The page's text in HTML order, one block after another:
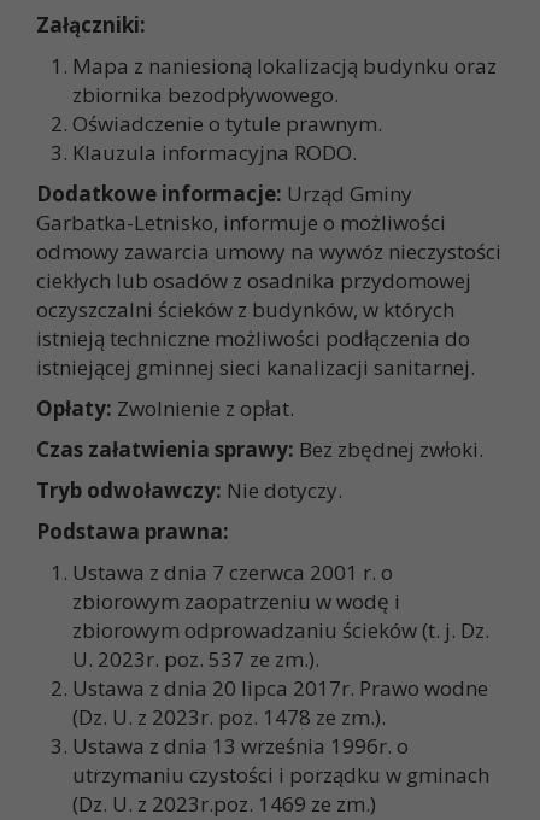
Załączniki:
Mapa z naniesioną lokalizacją budynku oraz
zbiornika bezodpływowego.
Oświadczenie o tytule prawnym.
Klauzula informacyjna RODO.
Dodatkowe informacje: Urząd Gminy
Garbatka-Letnisko, informuje o możliwości
odmowy zawarcia umowy na wywóz nieczystości
ciekłych lub osadów z osadnika przydomowej
oczyszczalni ścieków z budynków, w których
istnieją techniczne możliwości podłączenia do
istniejącej gminnej sieci kanalizacji sanitarnej.
Opłaty: Zwolnienie z opłat.
Czas załatwienia sprawy: Bez zbędnej zwłoki.
Tryb odwoławczy: Nie dotyczy.
Podstawa prawna:
Ustawa z dnia 7 czerwca 2001 r. o
zbiorowym zaopatrzeniu w wodę i
zbiorowym odprowadzaniu ścieków (t. j. Dz.
U. 2023r. poz. 537 ze zm.).
Ustawa z dnia 20 lipca 2017r. Prawo wodne
(Dz. U. z 2023r. poz. 1478 ze zm.).
Ustawa z dnia 13 września 1996r. o
utrzymaniu czystości i porządku w gminach
(Dz. U. z 2023r.poz. 1469 ze zm.)